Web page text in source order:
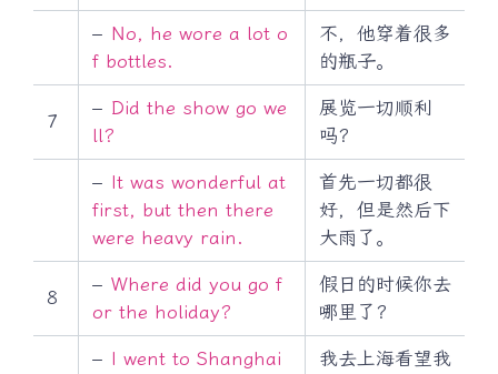
– No, he wore a lot o
f bottles.
不，他穿着很多
的瓶子。
7
– Did the show go we
ll?
展览一切顺利
吗？
– It was wonderful at
first, but then there
were heavy rain.
首先一切都很
好，但是然后下
大雨了。
8
– Where did you go f
or the holiday?
假日的时候你去
哪里了？
– I went to Shanghai
我去上海看望我